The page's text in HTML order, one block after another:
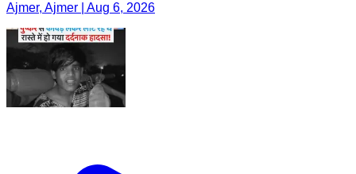
Ajmer, Ajmer | Aug 6, 2026